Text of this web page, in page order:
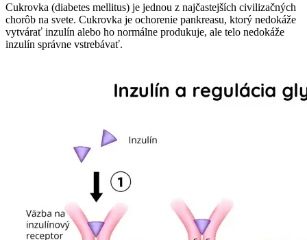
Cukrovka (diabetes mellitus) je jednou z najčastejších civilizačných
chorôb na svete. Cukrovka je ochorenie pankreasu, ktorý nedokáže
vytvárať inzulín alebo ho normálne produkuje, ale telo nedokáže
inzulín správne vstrebávať.